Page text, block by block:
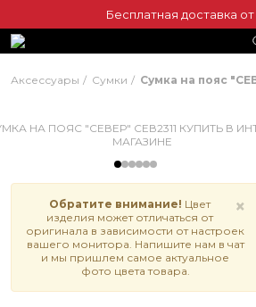
Бесплатная доставка от
Аксессуары Сумки Сумка на пояс
×
Обратите внимание! Цвет
изделия может отличаться от
оригинала в зависимости от настроек
вашего монитора. Напишите нам в чат
и мы пришлем самое актуальное
фото цвета товара.